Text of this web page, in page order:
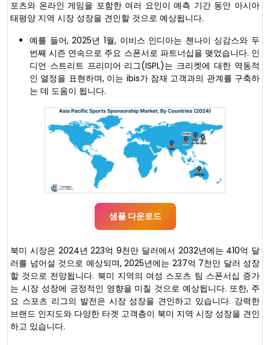
포츠와 온라인 게임을 포함한 여러 요인이 예측 기간 동안 아시아
태평양 지역 시장 성장을 견인할 것으로 예상됩니다.
예를 들어, 2025년 1월, 이비스 인디아는 첸나이 싱감스와 두
번째 시즌 연속으로 주요 스폰서로 파트너십을 맺었습니다. 인
디언 스트리트 프리미어 리그(ISPL)는 크리켓에 대한 역동적
인 열정을 표현하며, 이는 ibis가 잠재 고객과의 관계를 구축하
는 데 도움이 됩니다.
샘플 다운로드
북미 시장은 2024년 223억 9천만 달러에서 2032년에는 410억 달
러를 넘어설 것으로 예상되며, 2025년에는 237억 7천만 달러 성장
할 것으로 전망됩니다. 북미 지역의 여성 스포츠 팀 스폰서십 증가
는 시장 성장에 긍정적인 영향을 미칠 것으로 예상됩니다. 또한, 주
요 스포츠 리그의 발전은 시장 성장을 견인하고 있습니다. 강력한
브랜드 인지도와 다양한 타겟 고객층이 북미 지역 시장 성장을 견인
하고 있습니다.